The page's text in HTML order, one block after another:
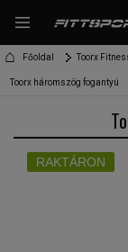
Főoldal Toorx
Toorx háromszög fogantyú
RAKTÁRON